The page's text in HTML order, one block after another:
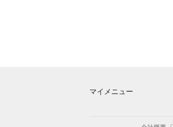
マイメニュー